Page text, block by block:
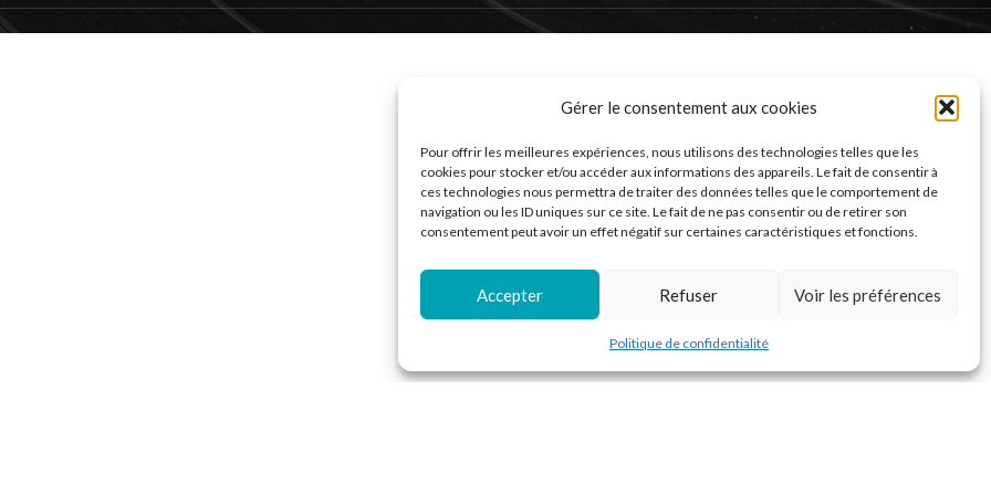
Gérer le consentement aux cookies
Pour offrir les meilleures expériences, nous utilisons des technologies telles que les
cookies pour stocker et/ou accéder aux informations des appareils. Le fait de consentir à
ces technologies nous permettra de traiter des données telles que le comportement de
navigation ou les ID uniques sur ce site. Le fait de ne pas consentir ou de retirer son
consentement peut avoir un effet négatif sur certaines caractéristiques et fonctions.
Accepter Refuser Voir les préférences
Politique de confidentialité